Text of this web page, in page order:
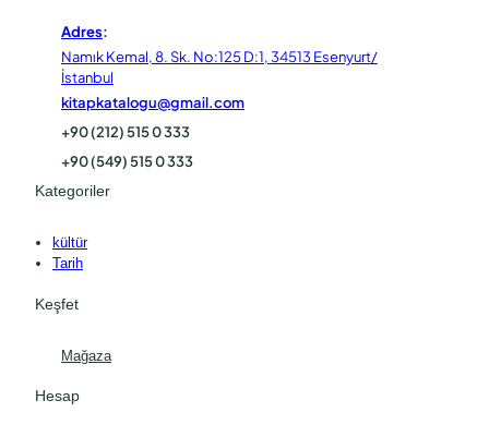
Adres:
Namık Kemal, 8. Sk. No:125 D:1, 34513 Esenyurt/
İstanbul
kitapkatalogu@gmail.com
+90 (212) 515 0 333
+90 (549) 515 0 333
Kategoriler
kültür
Tarih
Keşfet
Mağaza
Hesap